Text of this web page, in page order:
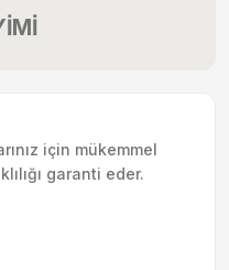
için mükemmel
garanti eder.